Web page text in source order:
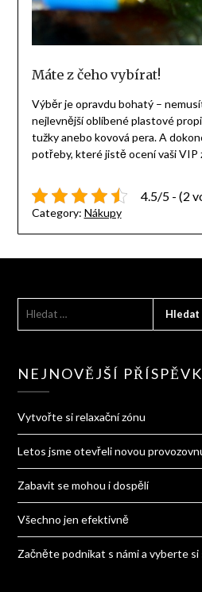
Máte z čeho vybírat!
Výběr je opravdu bohatý –
nejlevnější oblíbené plastové
tužky anebo kovová pera. A
potřeby, které jistě ocení vaši VIP
4.5/5 - (2
Category: Nákupy
NEJNOVĚJŠÍ
Vytvořte si relaxační zónu
Letos jsme otevřeli novou
Zabavit se mohou i dospělí
Všechno jen efektivně
Začněte podnikat s námi a vyberte